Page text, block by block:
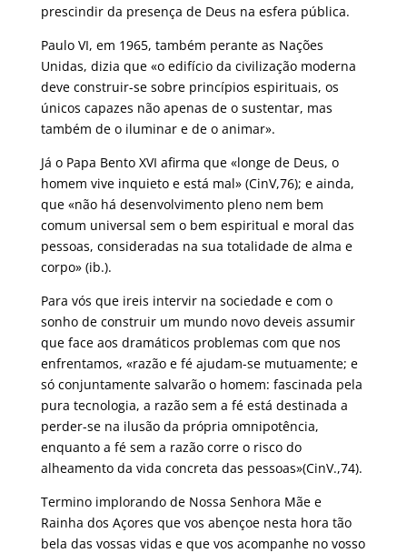
prescindir da presença de Deus na esfera pública.
Paulo VI, em 1965, também perante as Nações
Unidas, dizia que «o edifício da civilização moderna
deve construir-se sobre princípios espirituais, os
únicos capazes não apenas de o sustentar, mas
também de o iluminar e de o animar».
Já o Papa Bento XVI afirma que «longe de Deus, o
homem vive inquieto e está mal» (CinV,76); e ainda,
que «não há desenvolvimento pleno nem bem
comum universal sem o bem espiritual e moral das
pessoas, consideradas na sua totalidade de alma e
corpo» (ib.).
Para vós que ireis intervir na sociedade e com o
sonho de construir um mundo novo deveis assumir
que face aos dramáticos problemas com que nos
enfrentamos, «razão e fé ajudam-se mutuamente; e
só conjuntamente salvarão o homem: fascinada pela
pura tecnologia, a razão sem a fé está destinada a
perder-se na ilusão da própria omnipotência,
enquanto a fé sem a razão corre o risco do
alheamento da vida concreta das pessoas»(CinV.,74).
Termino implorando de Nossa Senhora Mãe e
Rainha dos Açores que vos abençoe nesta hora tão
bela das vossas vidas e que vos acompanhe no vosso